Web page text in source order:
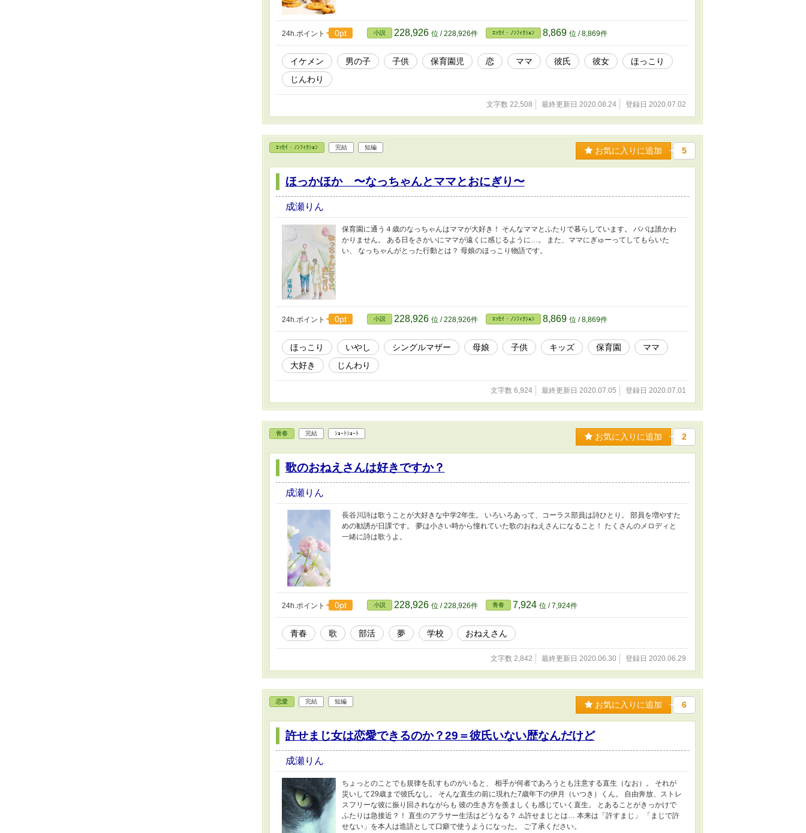
24h.ポイント 0pt 小説 228,926 位 / 228,926件 ｴｯｾｲ・ﾉﾝﾌｨｸｼｮﾝ 8,869 位 / 8,869件
イケメン 男の子 子供 保育園児 恋 ママ 彼氏 彼女
ほっこり
じんわり
文字数 22,508 最終更新日 2020.08.24 登録日 2020.07.02
ｴｯｾｲ・ﾉﾝﾌｨｸｼｮﾝ 完結 短編 お気に入りに追加 5
ほっかほか 〜なっちゃんとママとおにぎり〜
成瀬りん
保育園に通う４歳のなっちゃんはママが大好き！ そんなママとふたりで暮らしています。 パパは誰かわ
かりません。 ある日をさかいにママが遠くに感じるように…。 また、ママにぎゅーってしてもらいた
い、 なっちゃんがとった行動とは？ 母娘のほっこり物語です。
24h.ポイント 0pt 小説 228,926 位 / 228,926件 ｴｯｾｲ・ﾉﾝﾌｨｸｼｮﾝ 8,869 位 / 8,869件
ほっこり いやし シングルマザー 母娘 子供 キッズ 保育園
ママ
大好き
じんわり
文字数 6,924 最終更新日 2020.07.05 登録日 2020.07.01
青春 完結 ｼｮｰﾄｼｮｰﾄ お気に入りに追加 2
歌のおねえさんは好きですか？
成瀬りん
長谷川詩は歌うことが大好きな中学2年生。 いろいろあって、コーラス部員は詩ひとり。 部員を増やすた
めの勧誘が日課です。 夢は小さい時から憧れていた歌のおねえさんになること！ たくさんのメロディと
一緒に詩は歌うよ。
24h.ポイント 0pt 小説 228,926 位 / 228,926件 青春 7,924 位 / 7,924件
青春 歌 部活 夢 学校 おねえさん
文字数 2,842 最終更新日 2020.06.30 登録日 2020.06.29
恋愛 完結 短編 お気に入りに追加 6
許せまじ女は恋愛できるのか？29＝彼氏いない歴なんだけど
成瀬りん
ちょっとのことでも規律を乱すものがいると、 相手が何者であろうとも注意する直生（なお）。 それが
災いして29歳まで彼氏なし。 そんな直生の前に現れた7歳年下の伊月（いつき）くん。 自由奔放、ストレ
スフリーな彼に振り回されながらも 彼の生き方を羨ましくも感じていく直生。 とあることがきっかけで
ふたりは急接近？！ 直生のアラサー生活はどうなる？ ⚠️許せまじとは… 本来は「許すまじ」 「まじで許
せない」を本人は造語として口癖で使うようになった。 ご了承ください。